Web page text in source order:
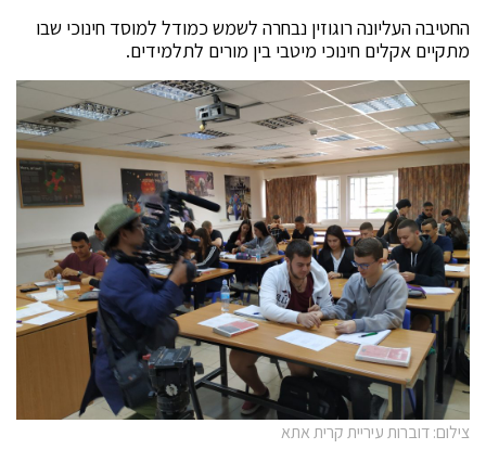
החטיבה העליונה רוגוזין נבחרה לשמש כמודל למוסד חינוכי שבו
מתקיים אקלים חינוכי מיטבי בין מורים לתלמידים.
צילום: דוברות עיריית קרית אתא